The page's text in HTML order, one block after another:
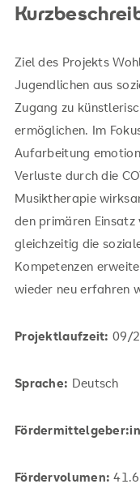
Ziel des Projekts
Jugendlichen aus
Zugang zu
ermöglichen. Im
Aufarbeitung
Verluste durch die
Musiktherapie
den primären
gleichzeitig die
Kompetenzen
wieder neu erfahren
Projektlaufzeit: 09/
Sprache: Deutsch
Fördervolumen: